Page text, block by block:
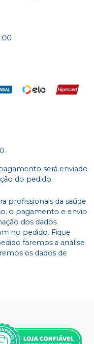
será enviado
do pedido.
profissionais da saúde
o pagamento e envio
dos dados
no pedido. Fique
faremos a análise
os dados de